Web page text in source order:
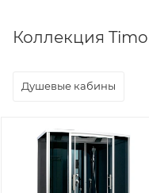
Коллекция
Душевые кабины